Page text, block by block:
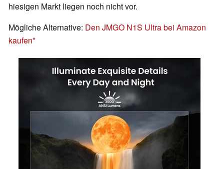
hiesigen Markt liegen noch nicht vor.
Mögliche Alternative: Den JMGO N1S Ultra bei Amazon
kaufen